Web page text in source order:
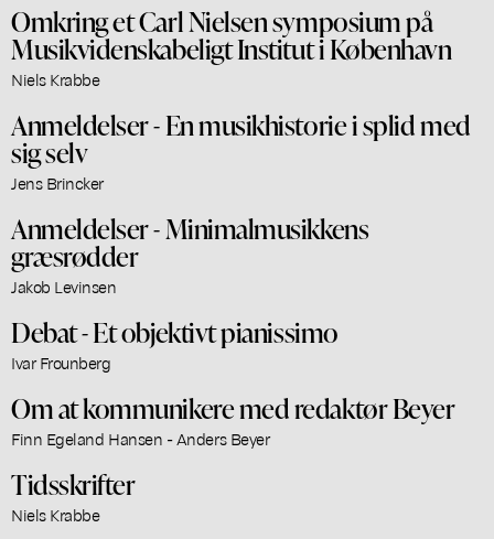
Omkring et Carl Nielsen symposium på
Musikvidenskabeligt Institut i København
Niels Krabbe
Anmeldelser - En musikhistorie i splid med
sig selv
Jens Brincker
Anmeldelser - Minimalmusikkens
græsrødder
Jakob Levinsen
Debat - Et objektivt pianissimo
Ivar Frounberg
Om at kommunikere med redaktør Beyer
Finn Egeland Hansen - Anders Beyer
Tidsskrifter
Niels Krabbe